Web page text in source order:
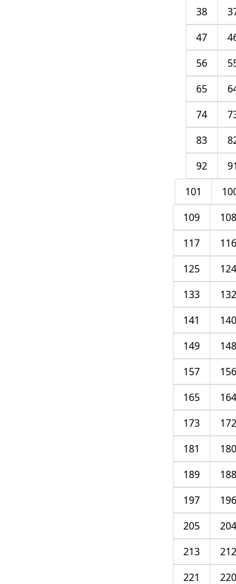
38
47
56
65
74
83
91
92
101
108
109
116
117
124
125
132
133
140
141
148
149
156
157
164
165
172
173
180
181
188
189
196
197
204
205
212
213
220
221